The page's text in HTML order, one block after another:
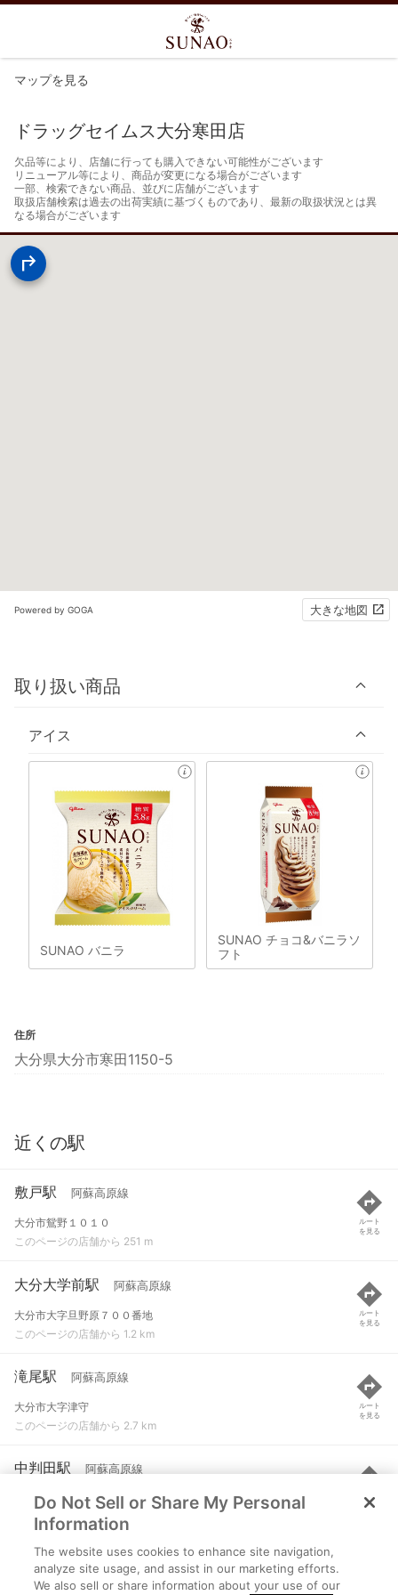
マップを見る
ドラッグセイムス大分寒田店
欠品等により、店舗に行っても購入できない可能性がございます
リニューアル等により、商品が変更になる場合がございます
一部、検索できない商品、並びに店舗がございます
取扱店舗検索は過去の出荷実績に基づくものであり、最新の取扱状況とは異
なる場合がございます
Powered by GOGA 大きな地図
取り扱い商品
アイス
SUNAO バニラ
SUNAO チョコ&バニラソ
フト
住所
大分県大分市寒田1150-5
近くの駅
敷戸駅 阿蘇高原線
大分市鴛野１０１０
このページの店舗から 251 m
ルート
を見る
大分大学前駅 阿蘇高原線
大分市大字旦野原７００番地
このページの店舗から 1.2 km
ルート
を見る
滝尾駅 阿蘇高原線
大分市大字津守
このページの店舗から 2.7 km
ルート
を見る
中判田駅 阿蘇高原線
大分市中判田
このページの店舗から 3.4 km
ルート
を見る
古国府駅 ゆふ高原線
大分市古国府
Do Not Sell or Share My Personal
Information
The website uses cookies to enhance site navigation,
analyze site usage, and assist in our marketing efforts.
We also sell or share information about your use of our